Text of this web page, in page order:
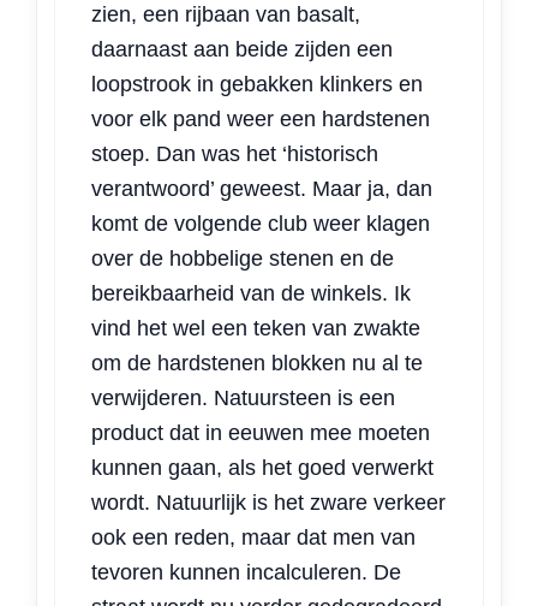
zien, een rijbaan van basalt,
daarnaast aan beide zijden een
loopstrook in gebakken klinkers en
voor elk pand weer een hardstenen
stoep. Dan was het ‘historisch
verantwoord’ geweest. Maar ja, dan
komt de volgende club weer klagen
over de hobbelige stenen en de
bereikbaarheid van de winkels. Ik
vind het wel een teken van zwakte
om de hardstenen blokken nu al te
verwijderen. Natuursteen is een
product dat in eeuwen mee moeten
kunnen gaan, als het goed verwerkt
wordt. Natuurlijk is het zware verkeer
ook een reden, maar dat men van
tevoren kunnen incalculeren. De